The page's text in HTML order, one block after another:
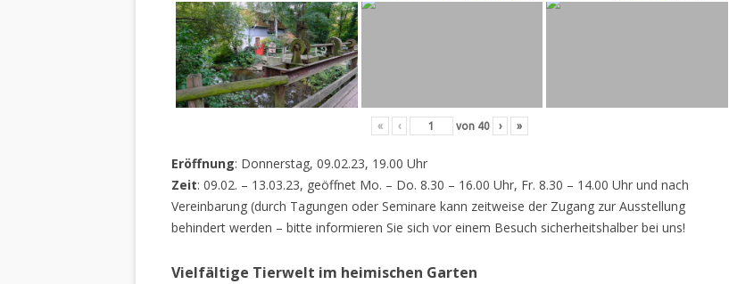
« ‹ von 40 › »
Eröffnung: Donnerstag, 09.02.23, 19.00 Uhr
Zeit: 09.02. – 13.03.23, geöffnet Mo. – Do. 8.30 – 16.00 Uhr, Fr. 8.30 – 14.00 Uhr und nach
Vereinbarung (durch Tagungen oder Seminare kann zeitweise der Zugang zur Ausstellung
behindert werden – bitte informieren Sie sich vor einem Besuch sicherheitshalber bei uns!
Vielfältige Tierwelt im heimischen Garten